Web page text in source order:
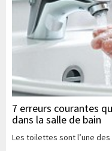
7 erreurs courantes
dans la salle de bain
Les toilettes sont l’une